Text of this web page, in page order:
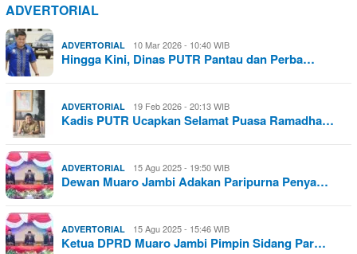
ADVERTORIAL
ADVERTORIAL 10 Mar 2026 - 10:40 WIB
Hingga Kini, Dinas PUTR Pantau dan Perba…
ADVERTORIAL 19 Feb 2026 - 20:13 WIB
Kadis PUTR Ucapkan Selamat Puasa Ramadha…
ADVERTORIAL 15 Agu 2025 - 19:50 WIB
Dewan Muaro Jambi Adakan Paripurna Penya…
ADVERTORIAL 15 Agu 2025 - 15:46 WIB
Ketua DPRD Muaro Jambi Pimpin Sidang Par…